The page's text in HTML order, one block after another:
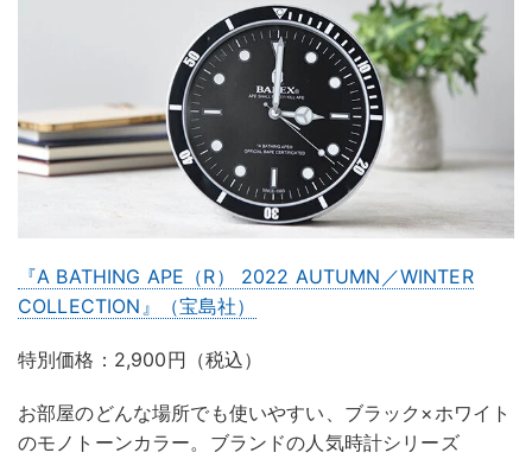
『A BATHING APE（R） 2022 AUTUMN／WINTER
COLLECTION』（宝島社）
特別価格：2,900円（税込）
お部屋のどんな場所でも使いやすい、ブラック×ホワイト
のモノトーンカラー。ブランドの人気時計シリーズ